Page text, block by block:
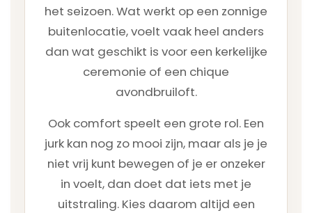
het seizoen. Wat werkt op een zonnige
buitenlocatie, voelt vaak heel anders
dan wat geschikt is voor een kerkelijke
ceremonie of een chique
avondbruiloft.
Ook comfort speelt een grote rol. Een
jurk kan nog zo mooi zijn, maar als je je
niet vrij kunt bewegen of je er onzeker
in voelt, dan doet dat iets met je
uitstraling. Kies daarom altijd een